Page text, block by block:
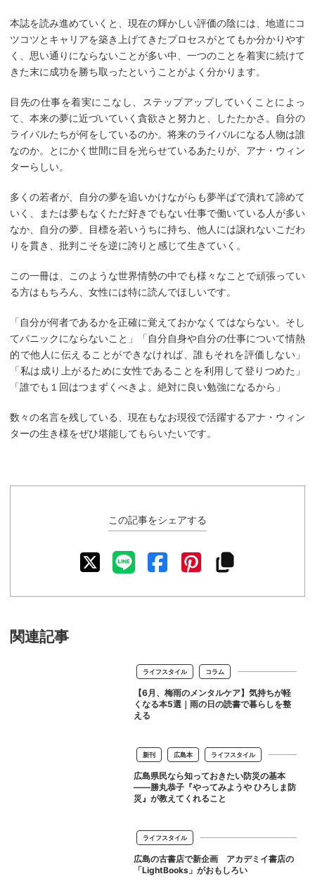
本誌を読み進めていくと、現在の輝かしい評価の陰には、地道にコ
ツコツとキャリアを築き上げてきたプロセスがとてもか分かりやす
く、思い通りにならないことが多い中、一つのことを着実に続けて
きた末に成功を勝ち取ったということがよく分かります。
目先の仕事を着実にこなし、ステップアップしていくことによっ
て、本来の夢に近づいていく貪欲さと努力と、したたかさ。自分の
ライバルたちが何をしているのか。将来のライバルになる人物は誰
なのか。とにかく世間に目を光らせているあたりが、アナ・ウィン
ターらしい。
多くの若者が、自分の夢を追いかけながらも夢半ばで潰れて諦めて
いく、または夢もなくただ好きでもない仕事で働いている人が多い
なか、自分の夢、目標を若いうちに持ち、他人には譲れないこだわ
りを貫き、批判こそを逆に誇りと感じて生きていく。
この一冊は、このような世界情勢の中でも様々なことで頑張ってい
る方はもちろん、女性には特に読んでほしいです。
「自分が何者であるかを正確に覚えておかなくてはならない。そし
てパニックにならないこと」「自分自身や自分の仕事について情熱
的で他人に伝えることができなければ、誰もそれを評価しない」
「私は成り上がるために女性であることを利用して登りつめた」
「誰でも１回はつまずくべきよ。絶対に良い勉強になるから」
数々の名言を残している、現在もなお現役で活躍するアナ・ウィン
ターの生き様をぜひ堪能してもらいたいです。
この記事をシェアする
関連記事
ライフスタイル コラム
【6月、梅雨のメンタルケア】気持ちが軽
くなる本5選｜雨の日の読書で暮らしを整
える
新刊 広島本 ライフスタイル
広島県民なら知っておきたい防災の基本
——勝丸恭子『やってみようや ひろしま防
災』が教えてくれること
ライフスタイル
広島の古書店で新企画 アカデミイ書店の
「LightBooks」がおもしろい